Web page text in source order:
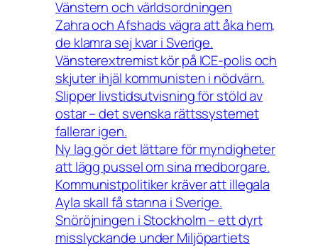
Vänstern och världsordningen
Zahra och Afshads vägra att åka hem,
de klamra sej kvar i Sverige.
Vänsterextremist kör på ICE-polis och
skjuter ihjäl kommunisten i nödvärn.
Slipper livstidsutvisning för stöld av
ostar – det svenska rättssystemet
fallerar igen.
Ny lag gör det lättare för myndigheter
att lägg pussel om sina medborgare.
Kommunistpolitiker kräver att illegala
Ayla skall få stanna i Sverige.
Snöröjningen i Stockholm – ett dyrt
misslyckande under Miljöpartiets